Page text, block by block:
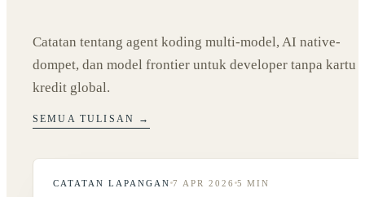
Catatan tentang agent koding multi-model, AI native-
dompet, dan model frontier untuk developer tanpa kartu
kredit global.
SEMUA TULISAN →
CATATAN LAPANGAN 7 APR 2026 5 MIN